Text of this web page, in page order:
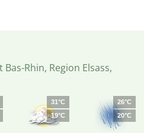
Rhin, Region Elsass,
31°C
19°C
26°C
20°C